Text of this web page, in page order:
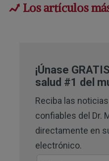
8 CBS News
2025
Los artículos
¡Únase
salud #1 del
Reciba las
confiables del Dr.
directamente en
electrónico.